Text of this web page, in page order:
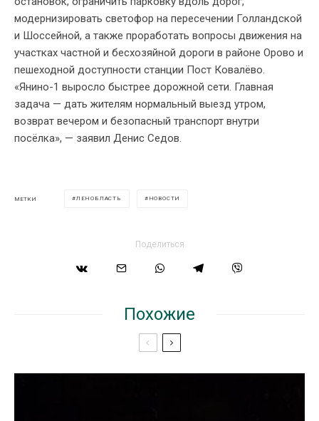
модернизировать светофор на пересечении Голландской
и Шоссейной, а также проработать вопросы движения на
участках частной и бесхозяйной дороги в районе Орово и
пешеходной доступности станции Пост Ковалёво.
«Янино-1 выросло быстрее дорожной сети. Главная
задача — дать жителям нормальный выезд утром,
возврат вечером и безопасный транспорт внутри
посёлка», — заявил Денис Седов.
МЕТКИ ЛЕНОБЛАСТЬ НОВОСТИ
Поделиться
Похожие